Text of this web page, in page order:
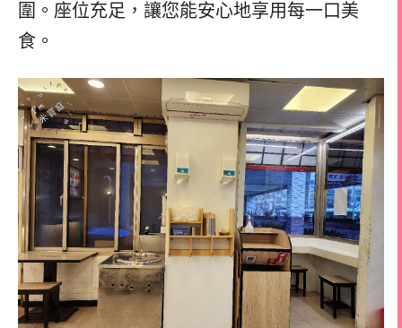
圍。座位充足，讓您能安心地享用每一口美
食。